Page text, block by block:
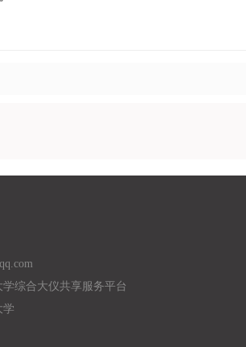
qq.com
综合大仪共享服务平台
学